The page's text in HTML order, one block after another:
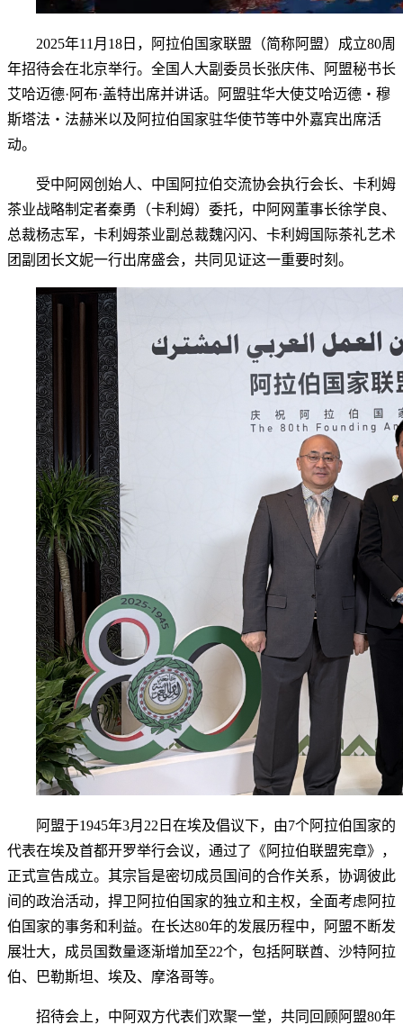
2025年11月18日，阿拉伯国家联盟（简称阿盟）成立80周
年招待会在北京举行。全国人大副委员长张庆伟、阿盟秘书长
艾哈迈德·阿布·盖特出席并讲话。阿盟驻华大使艾哈迈德・穆
斯塔法・法赫米以及阿拉伯国家驻华使节等中外嘉宾出席活
动。
受中阿网创始人、中国阿拉伯交流协会执行会长、卡利姆
茶业战略制定者秦勇（卡利姆）委托，中阿网董事长徐学良、
总裁杨志军，卡利姆茶业副总裁魏闪闪、卡利姆国际茶礼艺术
团副团长文妮一行出席盛会，共同见证这一重要时刻。
阿盟于1945年3月22日在埃及倡议下，由7个阿拉伯国家的
代表在埃及首都开罗举行会议，通过了《阿拉伯联盟宪章》，
正式宣告成立。其宗旨是密切成员国间的合作关系，协调彼此
间的政治活动，捍卫阿拉伯国家的独立和主权，全面考虑阿拉
伯国家的事务和利益。在长达80年的发展历程中，阿盟不断发
展壮大，成员国数量逐渐增加至22个，包括阿联酋、沙特阿拉
伯、巴勒斯坦、埃及、摩洛哥等。
招待会上，中阿双方代表们欢聚一堂，共同回顾阿盟80年